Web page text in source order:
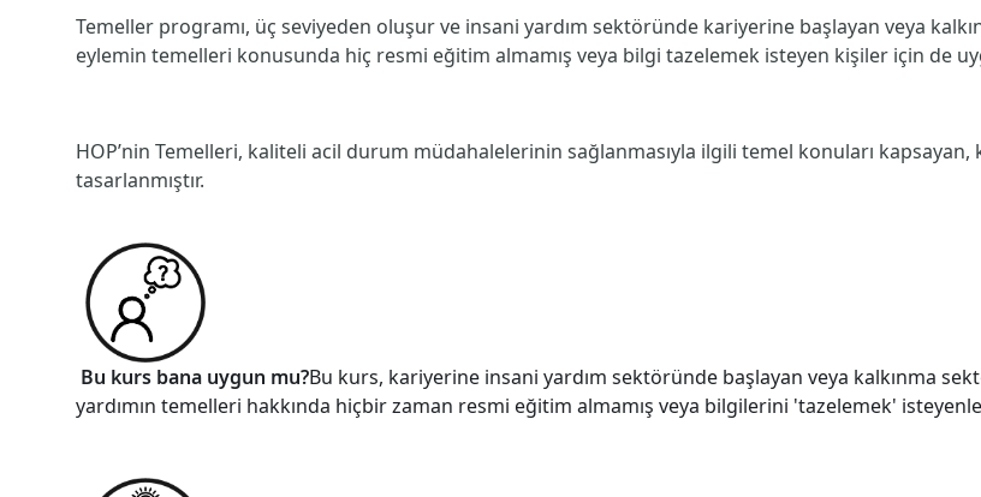
Temeller programı, üç seviyeden oluşur ve insani yardım sektöründe kariyerine başlayan veya
eylemin temelleri konusunda hiç resmi eğitim almamış veya bilgi tazelemek isteyen kişiler için de
HOP’nin Temelleri, kaliteli acil durum müdahalelerinin sağlanmasıyla ilgili temel konuları
tasarlanmıştır.
Bu kurs bana uygun mu?Bu kurs, kariyerine insani yardım sektöründe başlayan veya kalkınma
yardımın temelleri hakkında hiçbir zaman resmi eğitim almamış veya bilgilerini 'tazelemek'